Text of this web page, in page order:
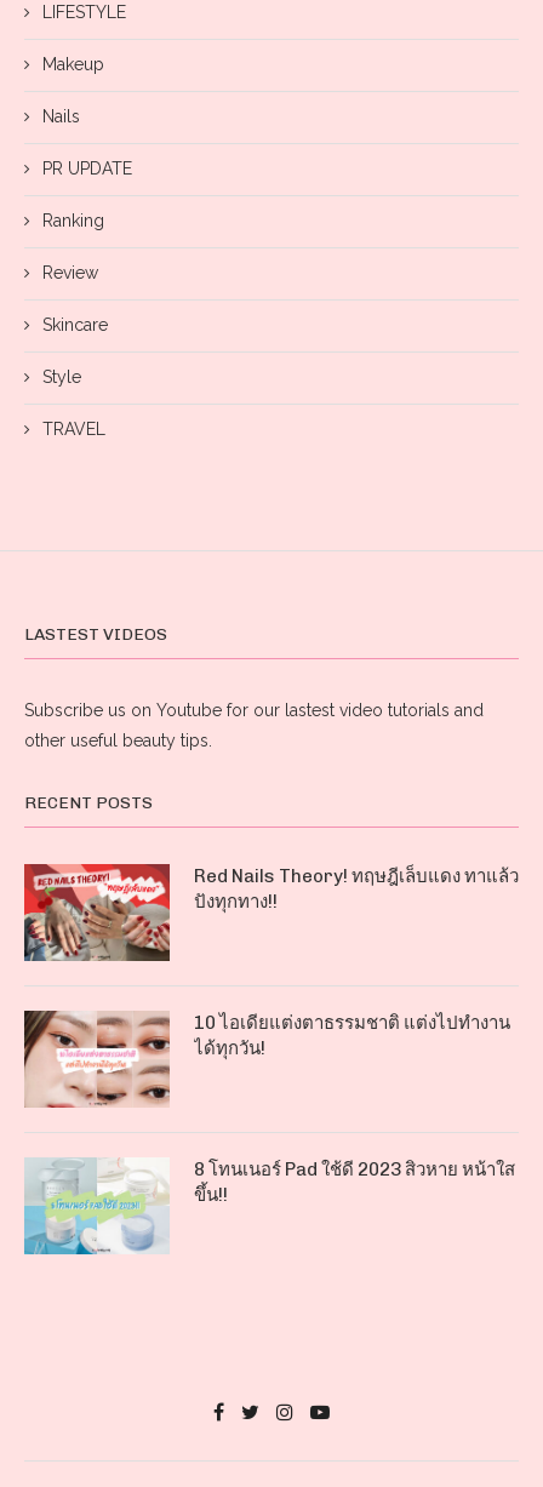
LIFESTYLE
Makeup
Nails
PR UPDATE
Ranking
Review
Skincare
Style
TRAVEL
LASTEST VIDEOS
Subscribe us on Youtube for our lastest video tutorials and
other useful beauty tips.
RECENT POSTS
Red Nails Theory! ทฤษฎีเล็บแดง ทาแล้ว
ปังทุกทาง!!
10 ไอเดียแต่งตาธรรมชาติ แต่งไปทำงาน
ได้ทุกวัน!
8 โทนเนอร์ Pad ใช้ดี 2023 สิวหาย หน้าใส
ขึ้น!!